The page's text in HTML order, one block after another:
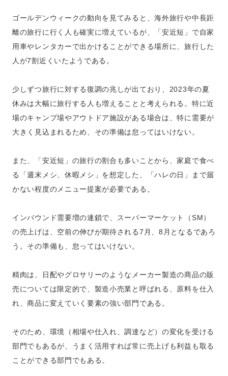
ゴールデンウィークの動向を見てみると、海外旅行や中長距
離の旅行に行く人も確実に増えているが、「安近短」で自家
用車やレンタカーで出かけることができる場所に、旅行した
人が7割近くいたようである。
少しずつ旅行に対する復調の兆しが出ており、2023年の夏
休みは大幅に旅行する人も増えることと考えられる。特に近
場のキャンプ場やアウトドア施設がある場合は、特に需要が
大きく見込まれるため、その準備は怠ってはいけない。
また、「安近短」の旅行の割合も多いことから、家庭で食べ
る「週末メシ、休暇メシ」を想定した、「ハレの日」まで届
かない程度のメニュー提案が必要である。
インバウンド需要増の連鎖で、スーパーマーケット（SM）
の売上げは、空前の伸びが期待される7月、8月となるであろ
う。その準備も、怠ってはいけない。
精肉は、日配やグロサリーのようなメーカー製造の商品の販
売については限定的で、製造小売業と呼ばれる、原料を仕入
れ、商品に変えていく要素の強い部門である。
そのため、環境（相場や仕入れ、調達など）の変化を受ける
部門でもあるが、うまく活用すれば常に売上げも利益も取る
ことができる部門でもある。